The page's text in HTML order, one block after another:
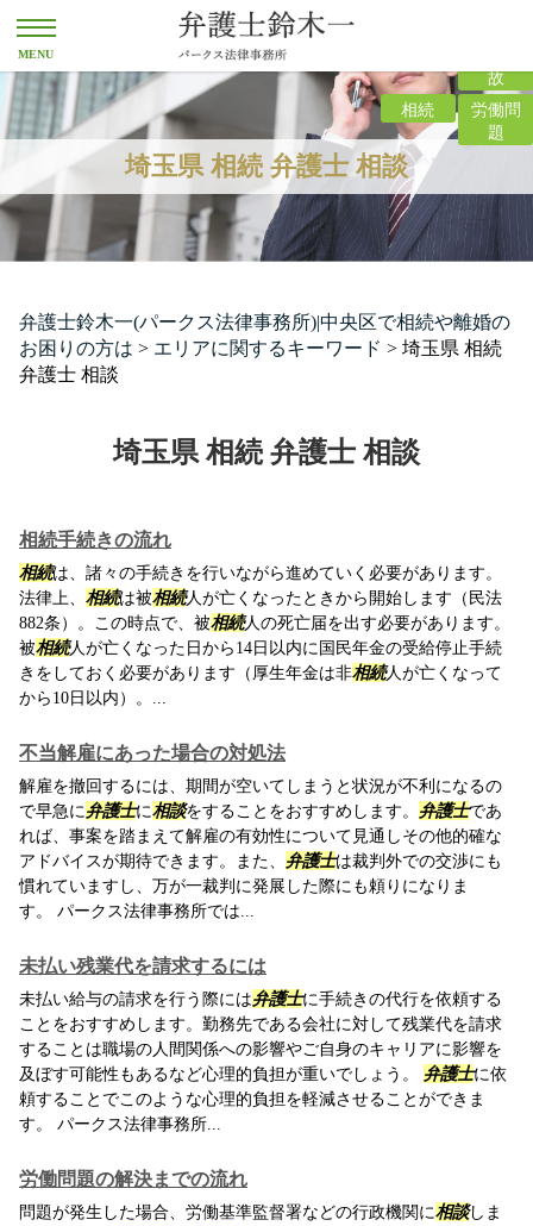
埼玉県 相続 弁護士 相談
故
相続
労働問
題
弁護士鈴木一(パークス法律事務所)|中央区で相続や離婚の
お困りの方は > エリアに関するキーワード > 埼玉県 相続
弁護士 相談
埼玉県 相続 弁護士 相談
相続手続きの流れ
相続は、諸々の手続きを行いながら進めていく必要があります。
法律上、 相続は被相続人が亡くなったときから開始します（民法
882条）。この時点で、被相続人の死亡届を出す必要があります。
被相続人が亡くなった日から14日以内に国民年金の受給停止手続
きをしておく必要があります（厚生年金は非相続人が亡くなって
から10日以内）。...
不当解雇にあった場合の対処法
解雇を撤回するには、期間が空いてしまうと状況が不利になるの
で早急に弁護士に相談をすることをおすすめします。 弁護士であ
れば、事案を踏まえて解雇の有効性について見通しその他的確な
アドバイスが期待できます。また、 弁護士は裁判外での交渉にも
慣れていますし、万が一裁判に発展した際にも頼りになりま
す。 パークス法律事務所では...
未払い残業代を請求するには
未払い給与の請求を行う際には弁護士に手続きの代行を依頼する
ことをおすすめします。勤務先である会社に対して残業代を請求
することは職場の人間関係への影響やご自身のキャリアに影響を
及ぼす可能性もあるなど心理的負担が重いでしょう。 弁護士に依
頼することでこのような心理的負担を軽減させることができま
す。 パークス法律事務所...
労働問題の解決までの流れ
問題が発生した場合、労働基準監督署などの行政機関に相談しま